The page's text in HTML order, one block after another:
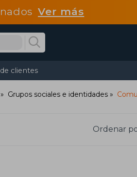
Ver más
clientes
Grupos sociales e identidades
Ordenar